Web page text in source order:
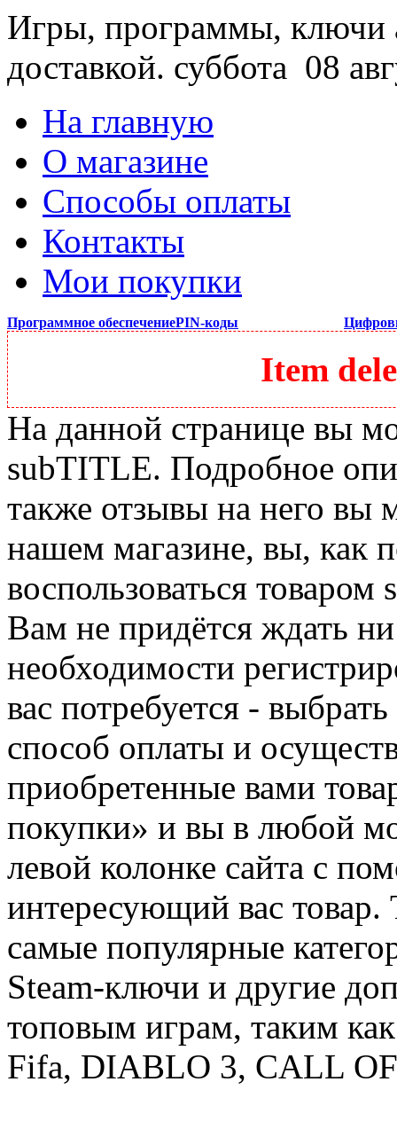
Игры, программы, ключи
доставкой. суббота 08
На главную
О магазине
Способы оплаты
Контакты
Мои покупки
Программное обеспечениеPIN-коды
Item
На данной странице вы
subTITLE. Подробное
также отзывы на него вы
нашем магазине, вы, как
воспользоваться
Вам не придётся ждать
необходимости
вас потребуется -
способ оплаты и
приобретенные вами
покупки» и вы в любой
левой колонке сайта с
интересующий вас
самые популярные
Steam-ключи и другие
топовым играм, таким
Fifa, DIABLO 3, CALL